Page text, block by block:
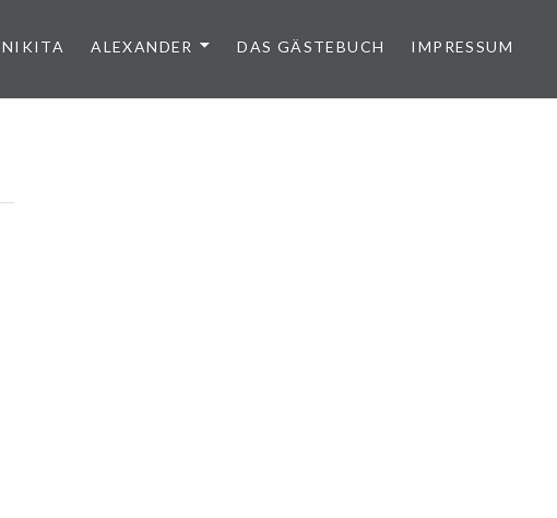
NIKITA ALEXANDER DAS GÄSTEBUCH IMPRESSUM